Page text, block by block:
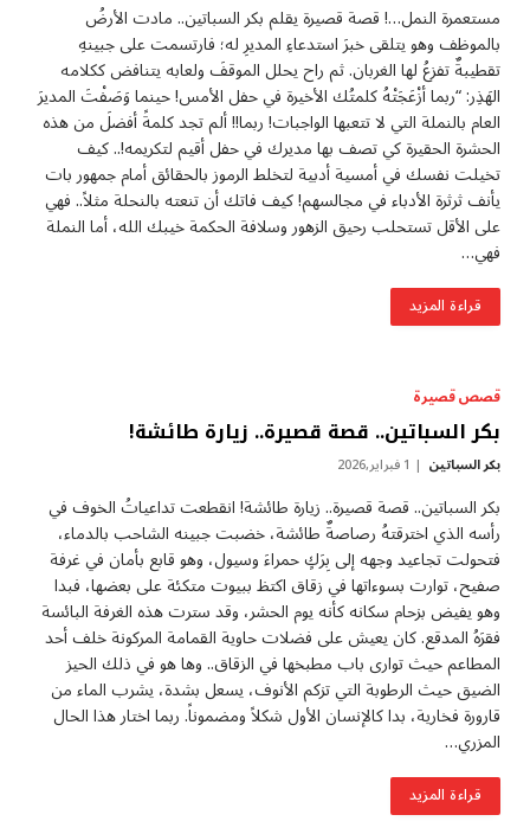
مستعمرة النمل…! قصة قصيرة يقلم بكر السباتين.. مادت الأرضُ
بالموظف وهو يتلقى خبرَ استدعاءِ المديرِ له؛ فارتسمت على جبينهِ
تقطيبةٌ تفزعُ لها الغربان. ثم راح يحلل الموقفَ ولعابه يتنافض ككلامه
الهَذِر: “ربما أزْعَجَتْهُ كلمتُك الأخيرة في حفل الأمس! حينما وَصَفْتَ المديرَ
العام بالنملة التي لا تتعبها الواجبات! ربما!! ألم تجد كلمةً أفضلَ من هذه
الحشرة الحقيرة كي تصف بها مديرك في حفل أقيم لتكريمه!.. كيف
تخيلت نفسك في أمسية أدبية لتخلط الرموز بالحقائق أمام جمهور بات
يأنف ثرثرة الأدباء في مجالسهم! كيف فاتك أن تنعته بالنحلة مثلاً.. فهي
على الأقل تستحلب رحيق الزهور وسلافة الحكمة خيبك الله، أما النملة
فهي…
قراءة المزيد
قصص قصيرة
بكر السباتين.. قصة قصيرة.. زيارة طائشة!
بكر السباتين 1 فبراير,2026
بكر السباتين.. قصة قصيرة.. زيارة طائشة! انقطعت تداعياتُ الخوف في
رأسه الذي اخترقتهُ رصاصةٌ طائشة، خضبت جبينه الشاحب بالدماء،
فتحولت تجاعيد وجهه إلى بِرَكٍ حمراءَ وسيول، وهو قابع بأمان في غرفة
صفيح، توارت بسوءاتها في زقاق اكتظ ببيوت متكئة على بعضها، فبدا
وهو يفيض بزحام سكانه كأنه يوم الحشر، وقد سترت هذه الغرفة البائسة
فقرَهُ المدقع. كان يعيش على فضلات حاوية القمامة المركونة خلف أحد
المطاعم حيث توارى باب مطبخها في الزقاق.. وها هو في ذلك الحيز
الضيق حيث الرطوبة التي تزكم الأنوف، يسعل بشدة، يشرب الماء من
قارورة فخارية، بدا كالإنسان الأول شكلاً ومضموناً. ربما اختار هذا الحال
المزري…
قراءة المزيد